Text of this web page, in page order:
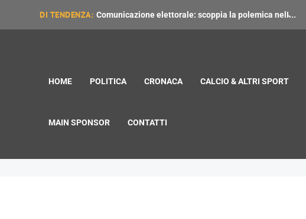
DI TENDENZA: Comunicazione elettorale: scoppia la polemica nell̵...
HOME POLITICA CRONACA CALCIO & ALTRI SPORT
MAIN SPONSOR CONTATTI